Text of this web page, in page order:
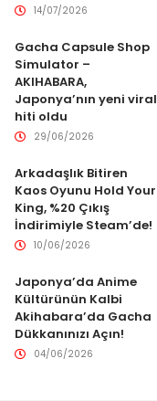
14/07/2026
Gacha Capsule Shop
Simulator –
AKIHABARA,
Japonya’nın yeni viral
hiti oldu
29/06/2026
Arkadaşlık Bitiren
Kaos Oyunu Hold Your
King, %20 Çıkış
İndirimiyle Steam’de!
10/06/2026
Japonya’da Anime
Kültürünün Kalbi
Akihabara’da Gacha
Dükkanınızı Açın!
04/06/2026